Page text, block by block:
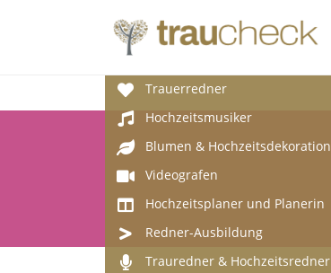
Trauerredner
Hochzeitsmusiker
Blumen & Hochzeitsdekoration
Videografen
Hochzeitsplaner und Planerin
Redner-Ausbildung
Trauredner & Hochzeitsredner